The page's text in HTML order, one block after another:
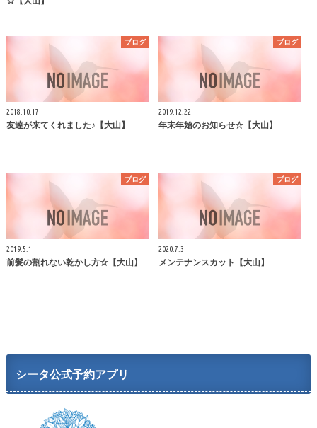
ブログ
2018.10.17
友達が来てくれました♪【大山】
ブログ
2019.12.22
年末年始のお知らせ☆【大山】
ブログ
2019.5.1
前髪の割れない乾かし方☆【大山】
ブログ
2020.7.3
メンテナンスカット【大山】
シータ公式予約アプリ